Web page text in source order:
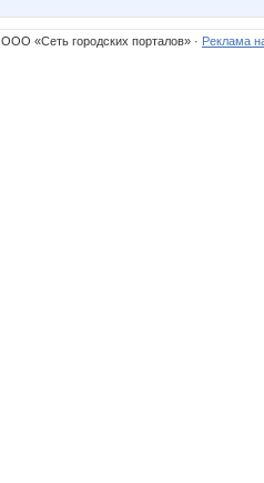
«Сеть городских порталов» · Реклама